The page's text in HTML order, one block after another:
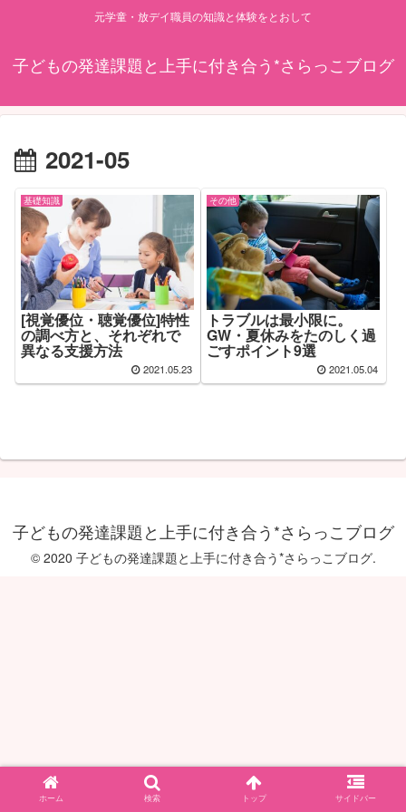
元学童・放デイ職員の知識と体験をとおして
子どもの発達課題と上手に付き合う*さらっこブログ
2021-05
基礎知識
[視覚優位・聴覚優位]特性
の調べ方と、それぞれで
異なる支援方法
2021.05.23
その他
トラブルは最小限に。
GW・夏休みをたのしく過
ごすポイント9選
2021.05.04
子どもの発達課題と上手に付き合う*さらっこブログ
© 2020 子どもの発達課題と上手に付き合う*さらっこブログ.
ホーム 検索 トップ サイドバー